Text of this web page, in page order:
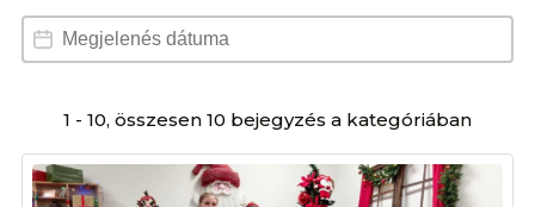
Dátum választó
Date
1 - 10, összesen 10 bejegyzés a kategóriában